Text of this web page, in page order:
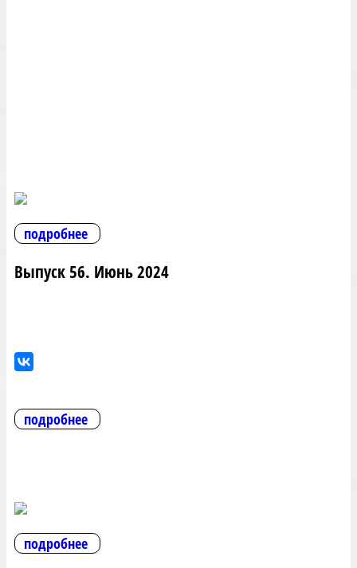
подробнее
Выпуск 56. Июнь 2024
подробнее
подробнее